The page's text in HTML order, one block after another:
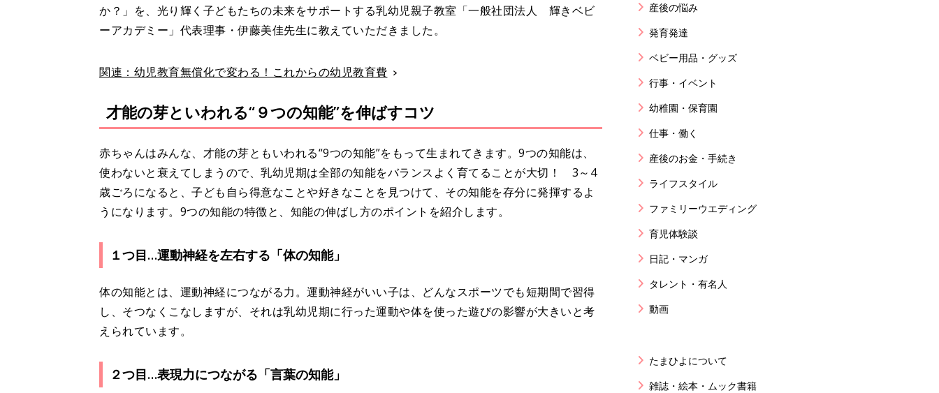
か？」を、光り輝く子どもたちの未来をサポートする乳幼児親子教室「一般社団法人 輝きベビ
ーアカデミー」代表理事・伊藤美佳先生に教えていただきました。
関連：幼児教育無償化で変わる！これからの幼児教育費
才能の芽といわれる“９つの知能”を伸ばすコツ
赤ちゃんはみんな、才能の芽ともいわれる“9つの知能”をもって生まれてきます。9つの知能は、
使わないと衰えてしまうので、乳幼児期は全部の知能をバランスよく育てることが大切！ 3～4
歳ごろになると、子ども自ら得意なことや好きなことを見つけて、その知能を存分に発揮するよ
うになります。9つの知能の特徴と、知能の伸ばし方のポイントを紹介します。
１つ目…運動神経を左右する「体の知能」
体の知能とは、運動神経につながる力。運動神経がいい子は、どんなスポーツでも短期間で習得
し、そつなくこなしますが、それは乳幼児期に行った運動や体を使った遊びの影響が大きいと考
えられています。
２つ目…表現力につながる「言葉の知能」
産後の悩み
発育発達
ベビー用品・グッズ
行事・イベント
幼稚園・保育園
仕事・働く
産後のお金・手続き
ライフスタイル
ファミリーウエディング
育児体験談
日記・マンガ
タレント・有名人
動画
たまひよについて
雑誌・絵本・ムック書籍